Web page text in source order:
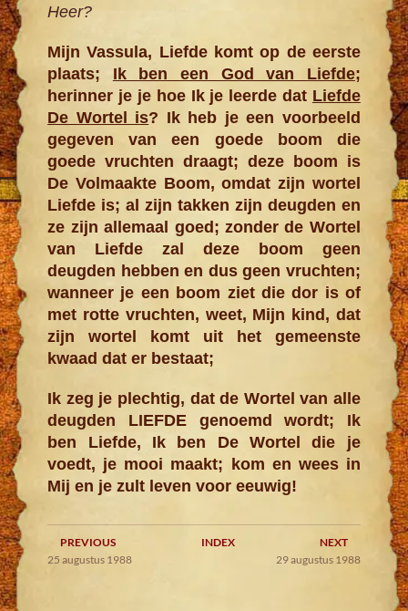
Heer?
Mijn Vassula, Liefde komt op de eerste
plaats; Ik ben een God van Liefde;
herinner je je hoe Ik je leerde dat Liefde
De Wortel is? Ik heb je een voorbeeld
gegeven van een goede boom die
goede vruchten draagt; deze boom is
De Volmaakte Boom, omdat zijn wortel
Liefde is; al zijn takken zijn deugden en
ze zijn allemaal goed; zonder de Wortel
van Liefde zal deze boom geen
deugden hebben en dus geen vruchten;
wanneer je een boom ziet die dor is of
met rotte vruchten, weet, Mijn kind, dat
zijn wortel komt uit het gemeenste
kwaad dat er bestaat;
Ik zeg je plechtig, dat de Wortel van alle
deugden LIEFDE genoemd wordt; Ik
ben Liefde, Ik ben De Wortel die je
voedt, je mooi maakt; kom en wees in
Mij en je zult leven voor eeuwig!
PREVIOUS INDEX
NEXT
25 augustus 1988
29 augustus 1988